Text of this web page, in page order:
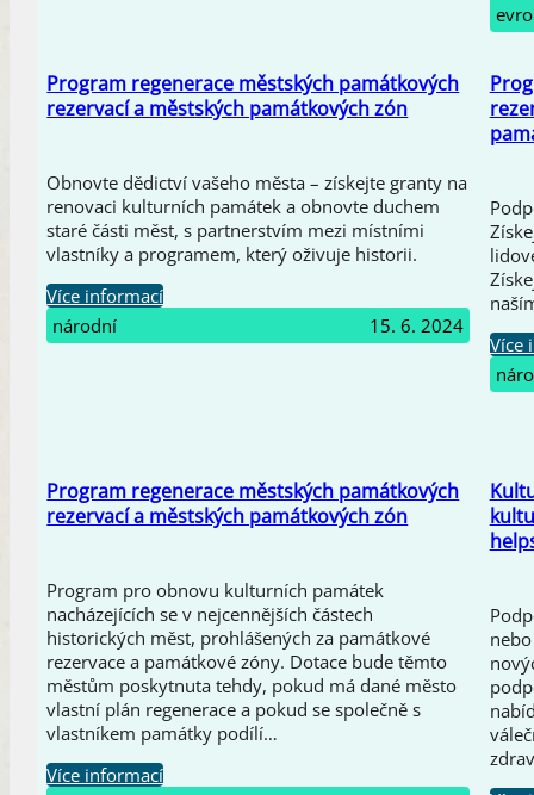
Program regenerace městských památkových
rezervací a městských památkových zón
Obnovte dědictví vašeho města – získejte granty na
renovaci kulturních památek a obnovte duchem
staré části měst, s partnerstvím mezi místními
vlastníky a programem, který oživuje historii.
Více informací
národní
15. 6. 2024
Více
Program regenerace městských památkových
rezervací a městských památkových zón
Program pro obnovu kulturních památek
nacházejících se v nejcennějších částech
historických měst, prohlášených za památkové
rezervace a památkové zóny. Dotace bude těmto
městům poskytnuta tehdy, pokud má dané město
vlastní plán regenerace a pokud se společně s
vlastníkem památky podílí…
Více informací